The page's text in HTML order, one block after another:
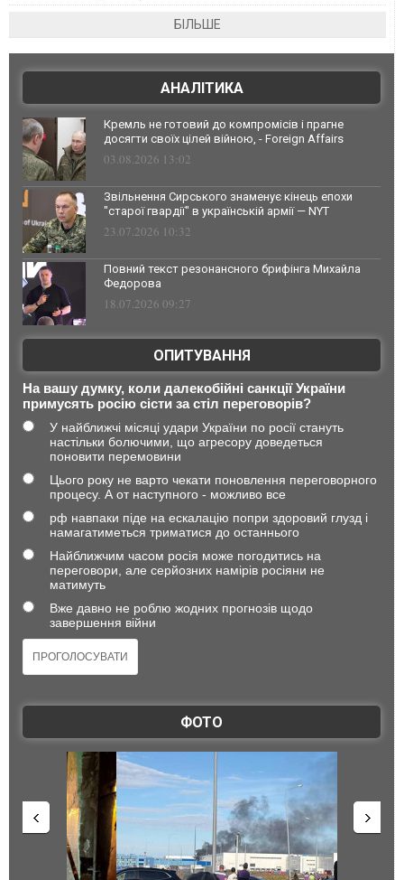
БІЛЬШЕ
АНАЛІТИКА
Кремль не готовий до компромісів і прагне
досягти своїх цілей війною, - Foreign Affairs
03.08.2026 13:02
Звільнення Сирського знаменує кінець епохи
"старої гвардії" в українській армії — NYT
23.07.2026 10:32
Повний текст резонансного брифінга Михайла
Федорова
18.07.2026 09:27
ОПИТУВАННЯ
На вашу думку, коли далекобійні санкції України
примусять росію сісти за стіл переговорів?
У найближчі місяці удари України по росії стануть
настільки болючими, що агресору доведеться
поновити перемовини
Цього року не варто чекати поновлення переговорного
процесу. А от наступного - можливо все
рф навпаки піде на ескалацію попри здоровий глузд і
намагатиметься триматися до останнього
Найближчим часом росія може погодитись на
переговори, але серйозних намірів росіяни не
матимуть
Вже давно не роблю жодних прогнозів щодо
завершення війни
ФОТО